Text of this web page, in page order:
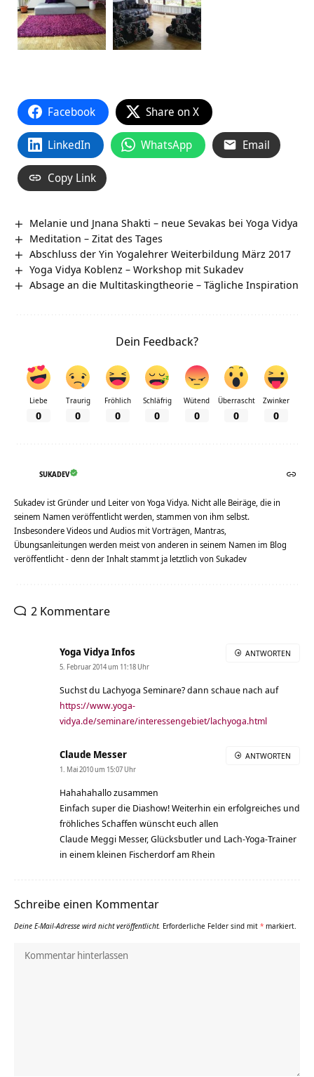
Facebook Share on X
LinkedIn WhatsApp Email
Copy Link
Melanie und Jnana Shakti – neue Sevakas bei Yoga Vidya
Meditation – Zitat des Tages
Abschluss der Yin Yogalehrer Weiterbildung März 2017
Yoga Vidya Koblenz – Workshop mit Sukadev
Absage an die Multitaskingtheorie – Tägliche Inspiration
Dein Feedback?
Liebe
0
Traurig
0
Fröhlich
0
Schläfrig
0
Wütend
0
Überrascht
0
Zwinker
0
SUKADEV
Sukadev ist Gründer und Leiter von Yoga Vidya. Nicht alle Beiräge, die in
seinem Namen veröffentlicht werden, stammen von ihm selbst.
Insbesondere Videos und Audios mit Vorträgen, Mantras,
Übungsanleitungen werden meist von anderen in seinem Namen im Blog
veröffentlicht - denn der Inhalt stammt ja letztlich von Sukadev
2 Kommentare
Yoga Vidya Infos
5. Februar 2014 um 11:18 Uhr
Suchst du Lachyoga Seminare? dann schaue nach auf
https://www.yoga-
vidya.de/seminare/interessengebiet/lachyoga.html
ANTWORTEN
Claude Messer
1. Mai 2010 um 15:07 Uhr
Hahahahallo zusammen
Einfach super die Diashow! Weiterhin ein erfolgreiches und
fröhliches Schaffen wünscht euch allen
Claude Meggi Messer, Glücksbutler und Lach-Yoga-Trainer
in einem kleinen Fischerdorf am Rhein
ANTWORTEN
Schreibe einen Kommentar
Deine E-Mail-Adresse wird nicht veröffentlicht. Erforderliche Felder sind mit * markiert.